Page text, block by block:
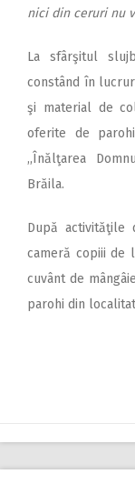
nici din ceruri nu
La sfârşitul
constând în
şi material de
oferite de
,,Înălţarea
Brăila.
După activităţile
cameră copiii de
cuvânt de
parohi din